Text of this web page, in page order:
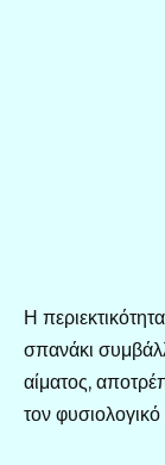
Η
σπανάκι
αίματος,
τον